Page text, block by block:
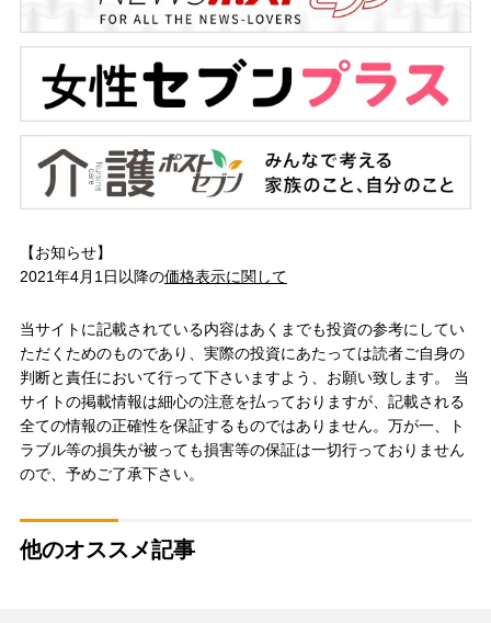
【お知らせ】
2021年4月1日以降の価格表示に関して
当サイトに記載されている内容はあくまでも投資の参考にしてい
ただくためのものであり、実際の投資にあたっては読者ご自身の
判断と責任において行って下さいますよう、お願い致します。 当
サイトの掲載情報は細心の注意を払っておりますが、記載される
全ての情報の正確性を保証するものではありません。万が一、ト
ラブル等の損失が被っても損害等の保証は一切行っておりません
ので、予めご了承下さい。
他のオススメ記事